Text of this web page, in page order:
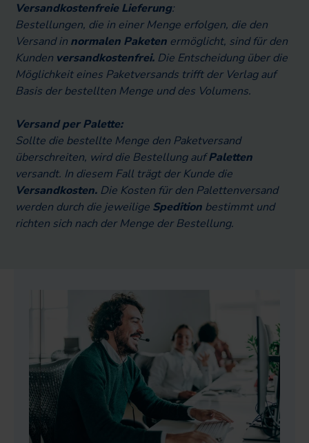
Versandkostenfreie Lieferung:
Bestellungen, die in einer Menge erfolgen, die den
Versand in normalen Paketen ermöglicht, sind für den
Kunden versandkostenfrei. Die Entscheidung über die
Möglichkeit eines Paketversands trifft der Verlag auf
Basis der bestellten Menge und des Volumens.
Versand per Palette:
Sollte die bestellte Menge den Paketversand
überschreiten, wird die Bestellung aufPaletten
versandt. In diesem Fall trägt der Kunde die
Versandkosten. Die Kosten für den Palettenversand
werden durch die jeweilige Spedition bestimmt und
richten sich nach der Menge der Bestellung.